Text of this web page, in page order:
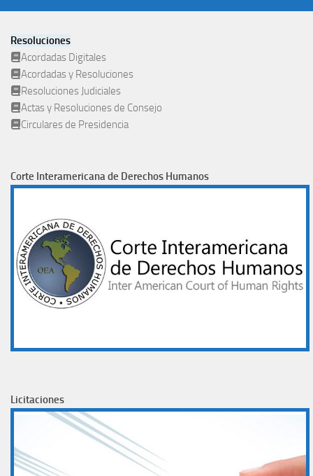
Resoluciones
Acordadas Digitales
Acordadas y Resoluciones
Resoluciones Judiciales
Actas y Resoluciones de Consejo
Circulares de Presidencia
Corte Interamericana de Derechos Humanos
Licitaciones